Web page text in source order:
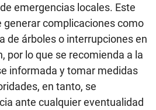
emergencias locales. Este
generar complicaciones como
de árboles o interrupciones en
por lo que se recomienda a la
informada y tomar medidas
en tanto, se
ante cualquier eventualidad